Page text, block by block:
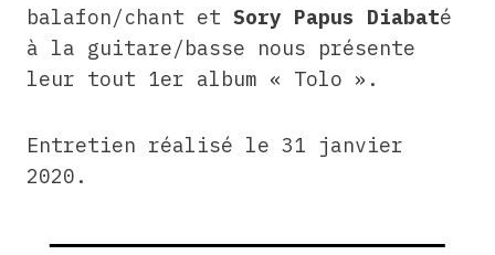
balafon/chant et Sory Papus Diabaté
à la guitare/basse nous présente
leur tout 1er album « Tolo ».
Entretien réalisé le 31 janvier
2020.